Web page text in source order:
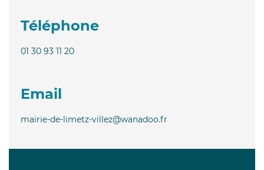
Téléphone
01 30 93 11 20
Email
mairie-de-limetz-villez@wanadoo.fr